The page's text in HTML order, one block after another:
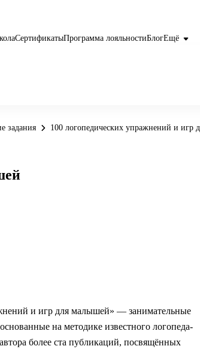
СертификатыПрограмма лояльностиБлогЕщё
задания 100 логопедических упражнений и игр
и игр для малышей» — занимательные
на методике известного логопеда-
более ста публикаций, посвящённых